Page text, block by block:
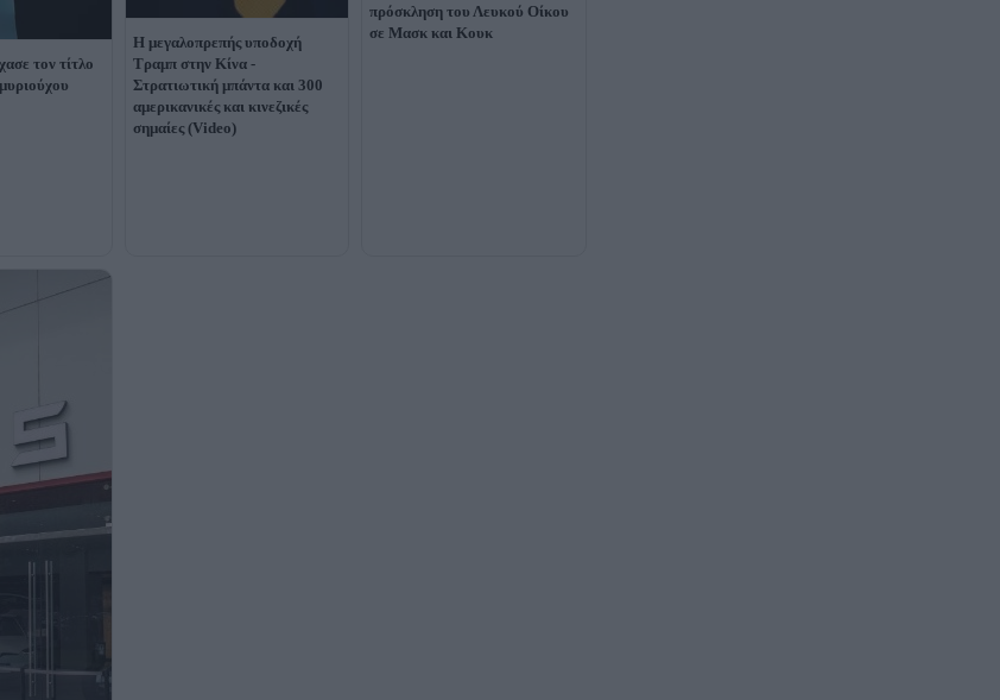
τον τίτλο
Η μεγαλοπρεπής υποδοχή
Τραμπ στην Κίνα -
Στρατιωτική μπάντα και 300
αμερικανικές και κινεζικές
σημαίες (Video)
πρόσκληση του Λευκού Οίκου
σε Μασκ και Κουκ